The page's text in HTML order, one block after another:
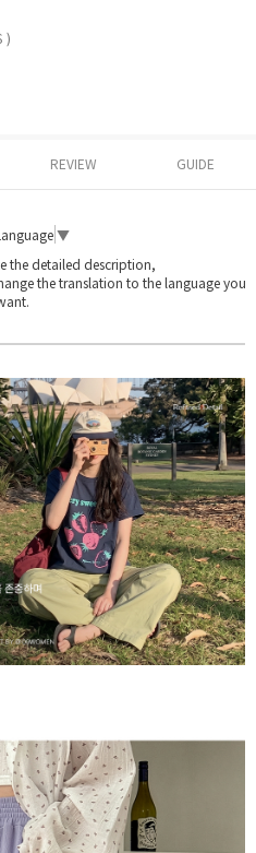
)
REVIEW GUIDE
▼
the detailed description,
the translation to the language you